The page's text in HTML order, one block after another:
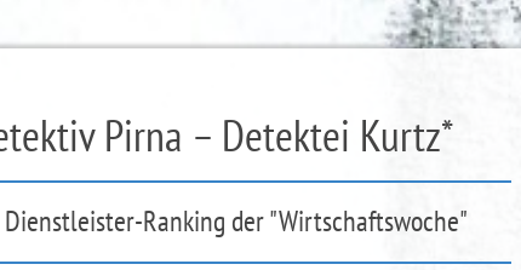
Pirna – Detektei Kurtz*
Ranking der "Wirtschaftswoche"